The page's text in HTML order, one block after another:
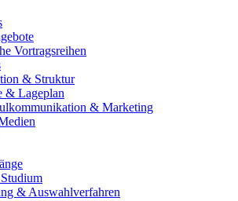
Vortragsreihen
& Struktur
& Lageplan
& Marketing
& Auswahlverfahren